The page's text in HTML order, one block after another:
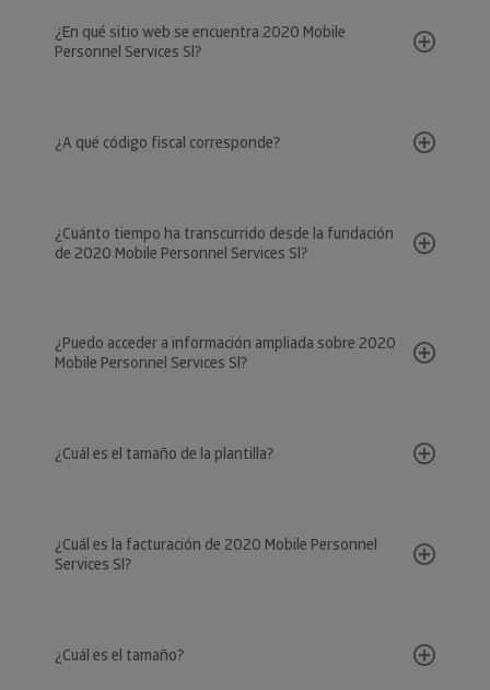
¿En qué sitio web se encuentra 2020 Mobile
Personnel Services Sl?
¿A qué código fiscal corresponde?
¿Cuánto tiempo ha transcurrido desde la fundación
de 2020 Mobile Personnel Services Sl?
¿Puedo acceder a información ampliada sobre 2020
Mobile Personnel Services Sl?
¿Cuál es el tamaño de la plantilla?
¿Cuál es la facturación de 2020 Mobile Personnel
Services Sl?
¿Cuál es el tamaño?